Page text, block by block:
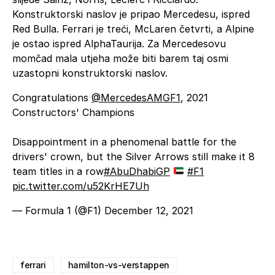
Konstruktorski naslov je pripao Mercedesu, ispred
Red Bulla. Ferrari je treći, McLaren četvrti, a Alpine
je ostao ispred AlphaTaurija. Za Mercedesovu
momčad mala utjeha može biti barem taj osmi
uzastopni konstruktorski naslov.
Congratulations @MercedesAMGF1, 2021
Constructors' Champions
Disappointment in a phenomenal battle for the
drivers' crown, but the Silver Arrows still make it 8
team titles in a row#AbuDhabiGP
#F1
pic.twitter.com/u52KrHE7Uh
— Formula 1 (@F1) December 12, 2021
ferrari hamilton-vs-verstappen